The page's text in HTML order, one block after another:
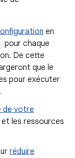
en
pour chaque
De cette
que le
pour exécuter
de votre
les ressources
réduire